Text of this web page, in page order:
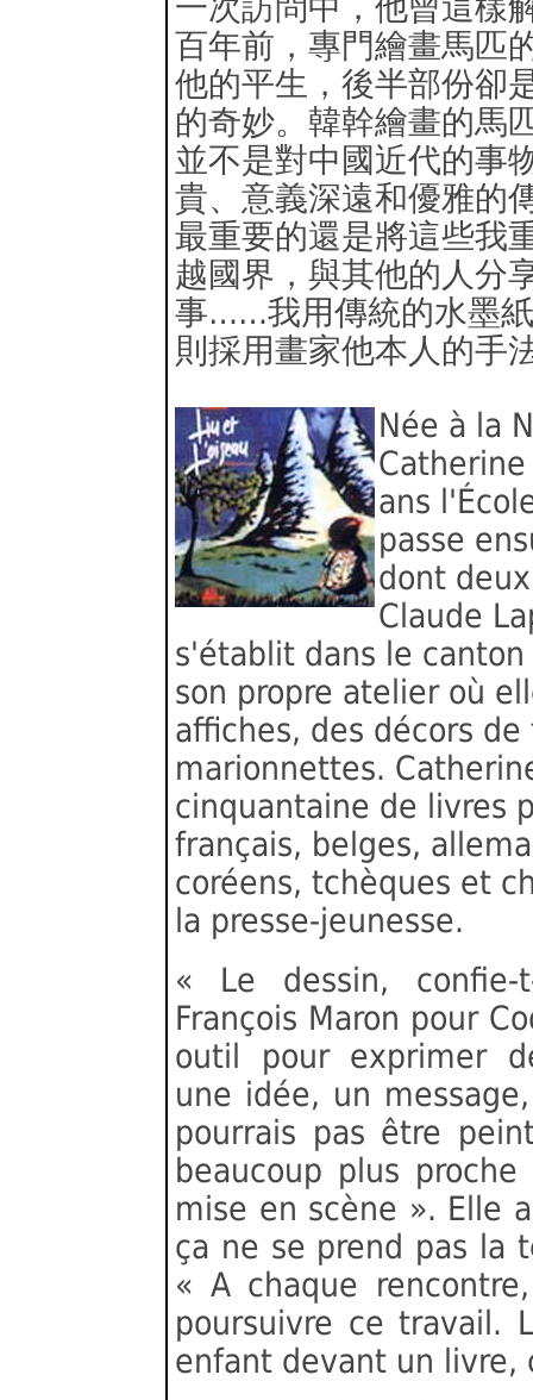
百年前，專門繪畫馬匹
他的平生，後半部份卻
的奇妙。韓幹繪畫的
並不是對中國近代的事
貴、意義深遠和優雅的
最重要的還是將這些我
越國界，與其他的人分
事……我用傳統的水墨
則採用畫家他本人的手
Née à la
ans
passe
dont
Claude
s'établit dans le
son propre atelier où
affiches, des décors
marionnettes.
cinquantaine de livres
français, belges,
coréens, tchèques et
la presse-jeunesse.
« Le dessin,
François Maron pour
outil pour exprimer
une idée, un
pourrais pas être
beaucoup plus
mise en scène ». Elle
ça ne se prend pas la
« A chaque
poursuivre ce travail.
enfant devant un livre,